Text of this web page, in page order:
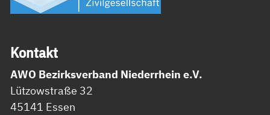
Kon­takt
AWO Bezirksverband Niederrhein e.V.
Lützowstraße 32
45141 Essen